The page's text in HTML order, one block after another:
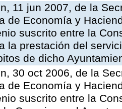
11 jun 2007, de la
de Economía y
suscrito entre la
la prestación del
de dicho
30 oct 2006, de la
de Economía y
suscrito entre la